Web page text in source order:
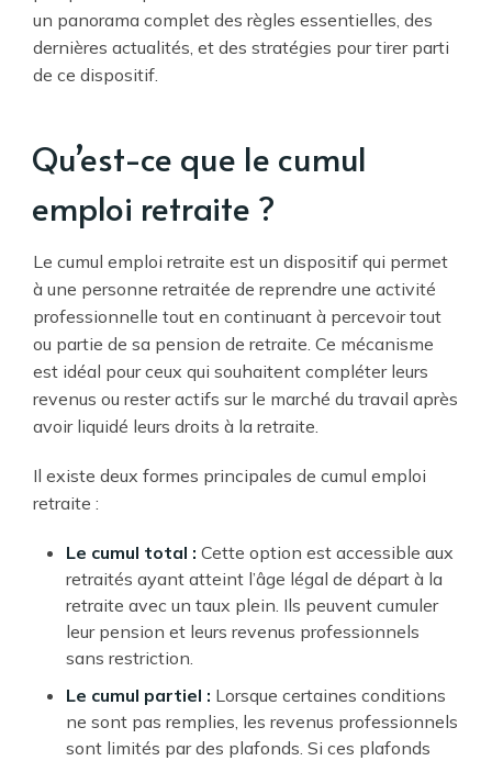
un panorama complet des règles essentielles, des
dernières actualités, et des stratégies pour tirer parti
de ce dispositif.
Qu’est-ce que le cumul
emploi retraite ?
Le cumul emploi retraite est un dispositif qui permet
à une personne retraitée de reprendre une activité
professionnelle tout en continuant à percevoir tout
ou partie de sa pension de retraite. Ce mécanisme
est idéal pour ceux qui souhaitent compléter leurs
revenus ou rester actifs sur le marché du travail après
avoir liquidé leurs droits à la retraite.
Il existe deux formes principales de cumul emploi
retraite :
Le cumul total : Cette option est accessible aux
retraités ayant atteint l’âge légal de départ à la
retraite avec un taux plein. Ils peuvent cumuler
leur pension et leurs revenus professionnels
sans restriction.
Le cumul partiel : Lorsque certaines conditions
ne sont pas remplies, les revenus professionnels
sont limités par des plafonds. Si ces plafonds